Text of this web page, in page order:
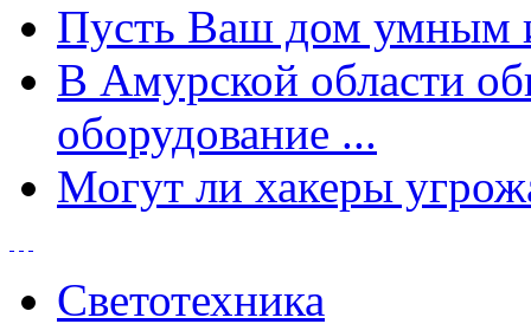
Пусть Ваш дом умным
В Амурской области
оборудование ...
Могут ли хакеры
Светотехника